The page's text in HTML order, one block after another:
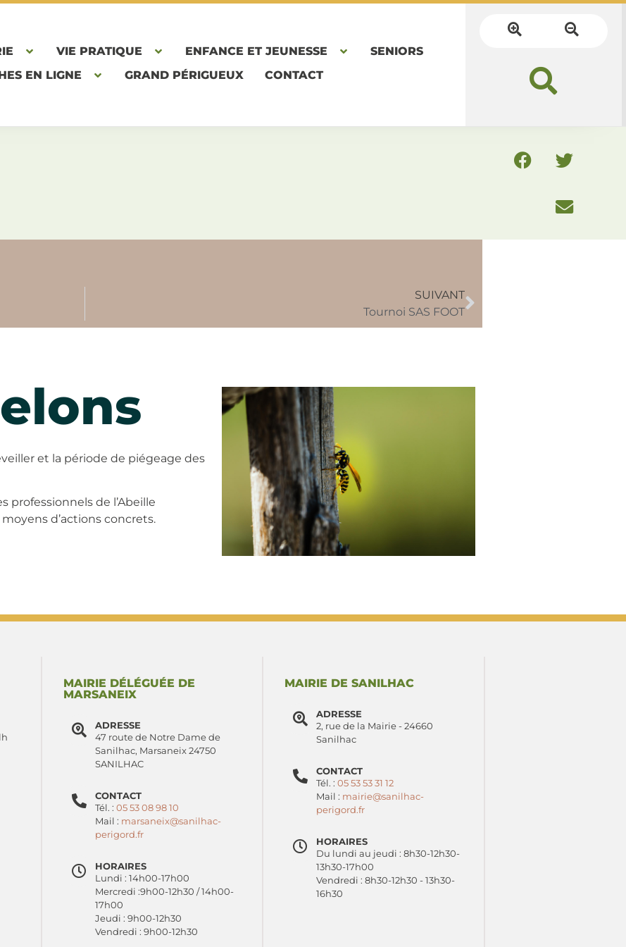
VIE PRATIQUE ENFANCE ET JEUNESSE
SENIORS
EN LIGNE
GRAND PÉRIGUEUX CONTACT
SUIVANT
Tournoi SAS FOOT
et la période de piégeage des
de l’Abeille
d’actions concrets.
MAIRIE DÉLÉGUÉE DE
MARSANEIX
ADRESSE
47 route de Notre Dame de
Sanilhac, Marsaneix 24750
SANILHAC
CONTACT
Tél. : 05 53 08 98 10
Mail : marsaneix@sanilhac-
perigord.fr
HORAIRES
Lundi : 14h00-17h00
Mercredi :9h00-12h30 / 14h00-
17h00
Jeudi : 9h00-12h30
Vendredi : 9h00-12h30
MAIRIE DE SANILHAC
ADRESSE
2, rue de la Mairie - 24660
Sanilhac
CONTACT
Tél. :05 53 53 31 12
Mail : mairie@sanilhac-
perigord.fr
HORAIRES
Du lundi au jeudi : 8h30-12h30-
13h30-17h00
Vendredi : 8h30-12h30 - 13h30-
16h30